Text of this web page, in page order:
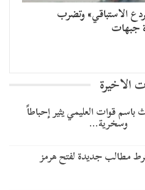
الاستباقي» وتضرب
جبهات
الاخيرة
باسم قوات العليمي يثير إحباطاً
وسخرية…
مطالب جديدة لفتح هرمز